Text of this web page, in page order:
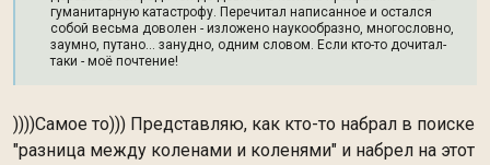
гуманитарную катастрофу. Перечитал написанное и остался
собой весьма доволен - изложено наукообразно, многословно,
заумно, путано... занудно, одним словом. Если кто-то дочитал-
таки - моё почтение!
))))Самое то))) Представляю, как кто-то набрал в поиске
"разница между коленами и коленями" и набрел на этот